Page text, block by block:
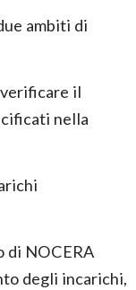
ambiti di
il
nella
di NOCERA
degli incarichi,